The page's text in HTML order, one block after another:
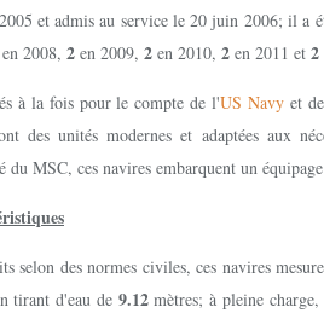
et admis au service le 20 juin 2006; il a
en 2008, 2 en 2009, 2 en 2010, 2 en 2011 et 2
à la fois pour le compte de l'US Navy et
des unités modernes et adaptées aux
du MSC, ces navires embarquent un
selon des normes civiles, ces navires
tirant d'eau de 9.12mètres; à pleine charge,